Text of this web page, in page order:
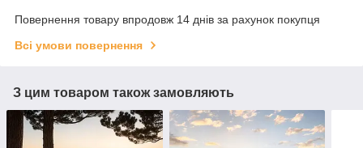
Повернення товару впродовж 14 днів за рахунок покупця
Всі умови повернення
З цим товаром також замовляють